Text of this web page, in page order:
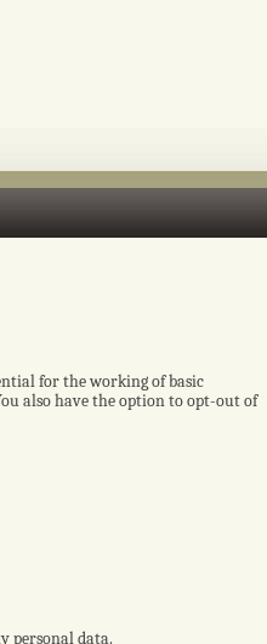
for the working of basic
also have the option to opt-out of
personal data.